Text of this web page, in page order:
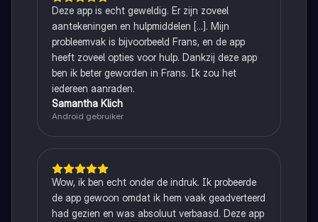
Deze app is echt geweldig. Er zijn zoveel
aantekeningen en hulpmiddelen [...]. Mijn
probleemvak is bijvoorbeeld Frans, en de app
heeft zoveel opties voor hulp. Dankzij deze app
ben ik beter geworden in Frans. Ik zou het
iedereen aanraden.
Samantha Klich
Android gebruiker
Wow, ik ben echt onder de indruk. Ik probeerde
de app gewoon omdat ik hem vaak geadverteerd
had gezien en was absoluut verbaasd. Deze app